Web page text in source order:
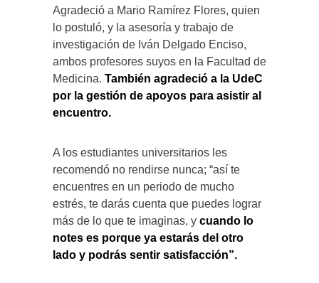
Agradeció a Mario Ramírez Flores, quien
lo postuló, y la asesoría y trabajo de
investigación de Iván Delgado Enciso,
ambos profesores suyos en la Facultad de
Medicina. También agradeció a la UdeC
por la gestión de apoyos para asistir al
encuentro.
A los estudiantes universitarios les
recomendó no rendirse nunca; “así te
encuentres en un periodo de mucho
estrés, te darás cuenta que puedes lograr
más de lo que te imaginas, y cuando lo
notes es porque ya estarás del otro
lado y podrás sentir satisfacción”.